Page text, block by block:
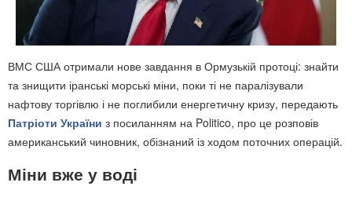
ВМС США отримали нове завдання в Ормузькій протоці: знайти
та знищити іранські морські міни, поки ті не паралізували
нафтову торгівлю і не поглибили енергетичну кризу, передають
Патріоти України з посиланням на Politico, про це розповів
американський чиновник, обізнаний із ходом поточних операцій.
Міни вже у воді